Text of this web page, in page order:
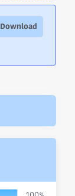
Download